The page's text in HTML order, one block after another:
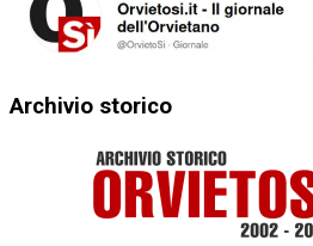
Archivio storico